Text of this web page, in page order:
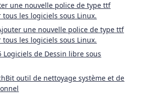
une nouvelle police de type ttf
tous les logiciels sous Linux.
une nouvelle police de type ttf
tous les logiciels sous Linux.
Logiciels de Dessin libre sous
outil de nettoyage système et de